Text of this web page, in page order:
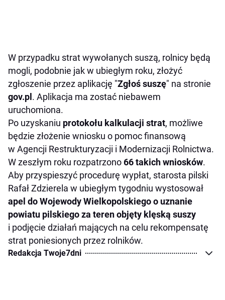
W przypadku strat wywołanych suszą, rolnicy będą
mogli, podobnie jak w ubiegłym roku, złożyć
zgłoszenie przez aplikację "Zgłoś suszę" na stronie
gov.pl . Aplikacja ma zostać niebawem
uruchomiona.
Po uzyskaniu protokołu kalkulacji strat, możliwe
będzie złożenie wniosku o pomoc finansową
w Agencji Restrukturyzacji i Modernizacji Rolnictwa.
W zeszłym roku rozpatrzono66 takich wniosków.
Aby przyspieszyć procedurę wypłat, starosta pilski
Rafał Zdzierela w ubiegłym tygodniu wystosował
apel do Wojewody Wielkopolskiego o uznanie
powiatu pilskiego za teren objęty klęską suszy
i podjęcie działań mających na celu rekompensatę
strat poniesionych przez rolników.
Redakcja Twoje7dni